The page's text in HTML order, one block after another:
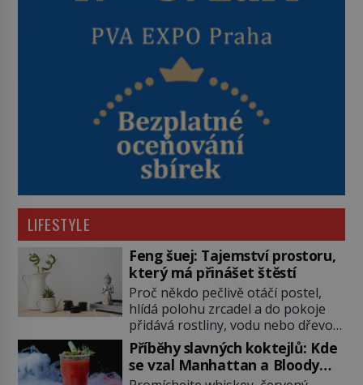
LIFESTYLE
Feng šuej: Tajemství prostoru,
který má přinášet štěstí
Proč někdo pečlivě otáčí postel,
hlídá polohu zrcadel a do pokoje
přidává rostliny, vodu nebo dřevo?
Feng šuej tvrdí, že domov není jen
soubor zdí a nábytku. Je to prostor,
kterým proudí energie čchi a jeho
Příběhy slavných koktejlů: Kde
se vzal Manhattan a Bloody